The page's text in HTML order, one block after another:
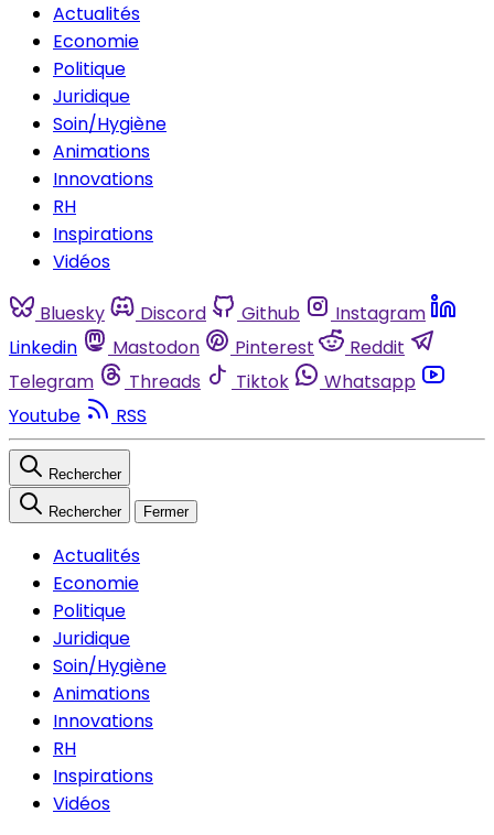
Actualités
Economie
Politique
Juridique
Soin/Hygiène
Animations
Innovations
RH
Inspirations
Vidéos
Bluesky Discord Github
Instagram
Linkedin
Mastodon Pinterest
Reddit
Telegram
Threads Tiktok
Whatsapp
Youtube
RSS
Rechercher
Rechercher Fermer
Actualités
Economie
Politique
Juridique
Soin/Hygiène
Animations
Innovations
RH
Inspirations
Vidéos